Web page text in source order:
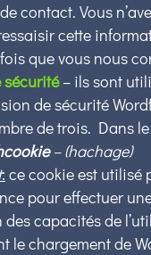
contact. Vous
cette
que vous nous
sécurité– ils sont
de sécurité
de trois. Dans
– (hachage)
: ce cookie est utilisé
pour effectuer
capacités de
le chargement de